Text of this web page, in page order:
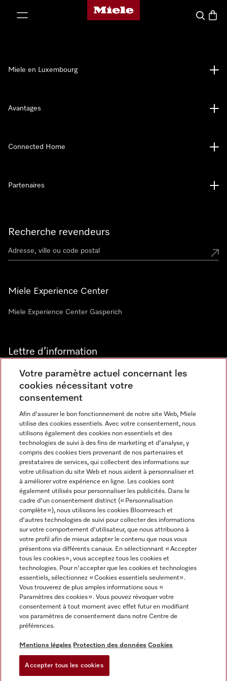
Page d'accueil de Miele
Panier
Recherche revendeurs
Miele Experience Center
Miele Experience Center Gasperich
Lettre d’information
Langue
FRANCAIS
Miele en Luxembourg
Avantages
Connected Home
Partenaires
Informations légales
CGV
Conditions d’utilisation
Déclaration d'accessibilité
Digital Services Act
Miele sur Instagram
Miele sur Youtube
Votre paramètre actuel concernant les
cookies nécessitant votre
consentement
Afin d'assurer le bon fonctionnement de notre site Web, Miele
utilise des cookies essentiels. Avec votre consentement, nous
utilisons également des cookies non essentiels et des
technologies de suivi à des fins de marketing et d'analyse, y
compris des cookies tiers provenant de nos partenaires et
prestataires de services, qui collectent des informations sur
votre utilisation du site Web et nous aident à personnaliser et
à améliorer votre expérience en ligne. Les cookies sont
également utilisés pour personnaliser les publicités. Dans le
cadre d'un consentement distinct (« Personnalisation
complète »), nous utilisons les cookies Bloomreach et
d'autres technologies de suivi pour collecter des informations
sur votre comportement d'utilisateur, que nous attribuons à
votre profil afin de mieux adapter le contenu que nous vous
présentons via différents canaux. En sélectionnant « Accepter
tous les cookies », vous acceptez tous les cookies et
technologies. Pour n'accepter que les cookies et technologies
essentiels, sélectionnez « Cookies essentiels seulement».
Vous trouverez de plus amples informations sous «
Paramètres des cookies ». Vous pouvez révoquer votre
consentement à tout moment avec effet futur en modifiant
vos paramètres de consentement dans notre Centre de
préférences.
Mentions légales Protection des données Cookies
Accepter tous les cookies